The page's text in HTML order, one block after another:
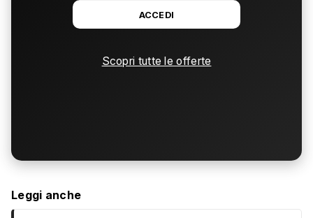
ACCEDI
Scopri tutte le offerte
Leggi anche